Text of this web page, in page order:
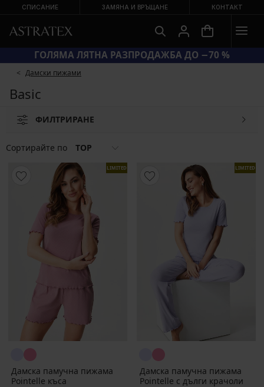
СПИСАНИЕ ЗАМЯНА И ВРЪЩАНЕ КОНТАКТ
КОД SUN20 = ЕКСТРА −20 % НА НАМАЛЕНИ БАНСКИ
Дамски пижами
Basic
ФИЛТРИРАНЕ
Сортирайте по TOP
LIMITED
Дамска памучна пижама
Pointelle къса
LIMITED
Дамска памучна пижама
Pointelle с дълги крачоли